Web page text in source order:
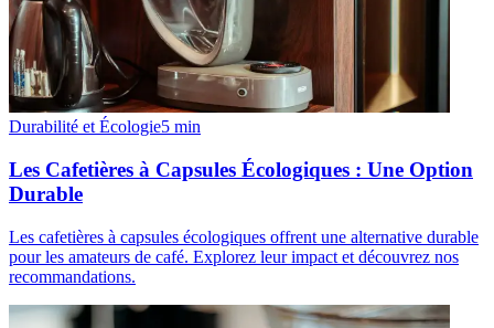
Durabilité et Écologie5 min
Les Cafetières à Capsules Écologiques : Une Option
Durable
Les cafetières à capsules écologiques offrent une alternative durable
pour les amateurs de café. Explorez leur impact et découvrez nos
recommandations.